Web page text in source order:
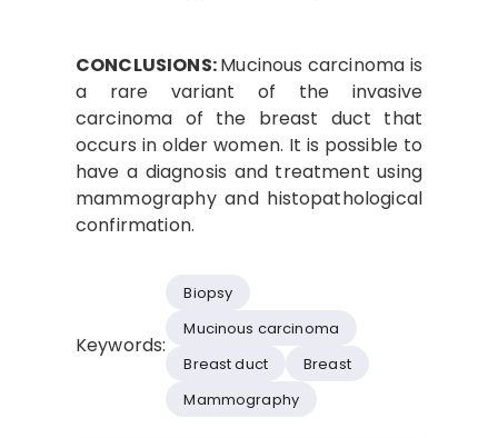
CONCLUSIONS:Mucinous carcinoma is
a rare variant of the invasive
carcinoma of the breast duct that
occurs in older women. It is possible to
have a diagnosis and treatment using
mammography and histopathological
confirmation.
Keywords:
Biopsy
Mucinous carcinoma
Breast duct
Breast
Mammography